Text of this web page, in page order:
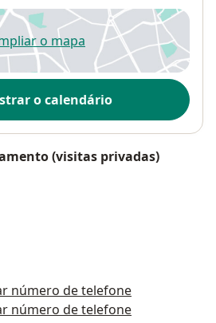
o mapa
abre num novo separador
o calendário
(visitas privadas)
número de telefone
número de telefone